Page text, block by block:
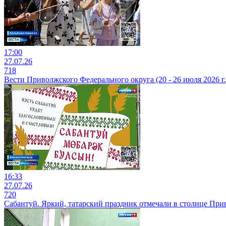
17:00
27.07.26
718
Вести Приволжского Федерального округа (20 - 26 июля 2026
16:33
27.07.26
720
Сабантуй. Яркий, татарский праздник отмечали в столице